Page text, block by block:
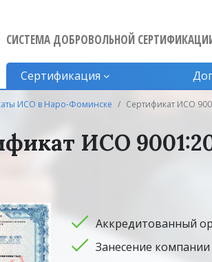
СИСТЕМА ДОБРОВОЛЬНОЙ
Сертификация
ИСО в Наро-Фоминске Сертификат ИСО
ИСО
Аккредитованный
Занесение компании